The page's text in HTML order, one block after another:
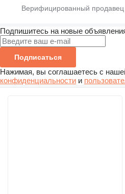
Подпишитесь на новые
Подписаться
Нажимая, вы соглашаетесь с
конфиденциальности и